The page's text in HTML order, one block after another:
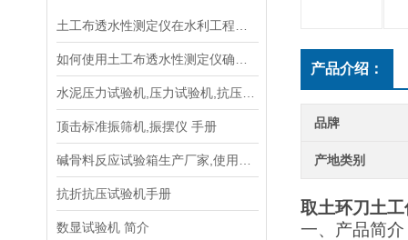
顶击标准振筛机,振摆仪 手册
抗折抗压试验机手册
数显试验机 简介
产品介绍：
品牌
产地类别
取土环刀土
一、产品简介